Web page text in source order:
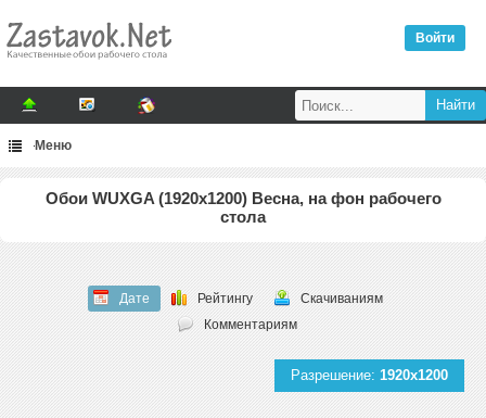
Войти
Меню
Обои WUXGA (1920x1200) Весна, на фон рабочего
стола
Дате Рейтингу
Скачиваниям
Комментариям
Разрешение: 1920x1200